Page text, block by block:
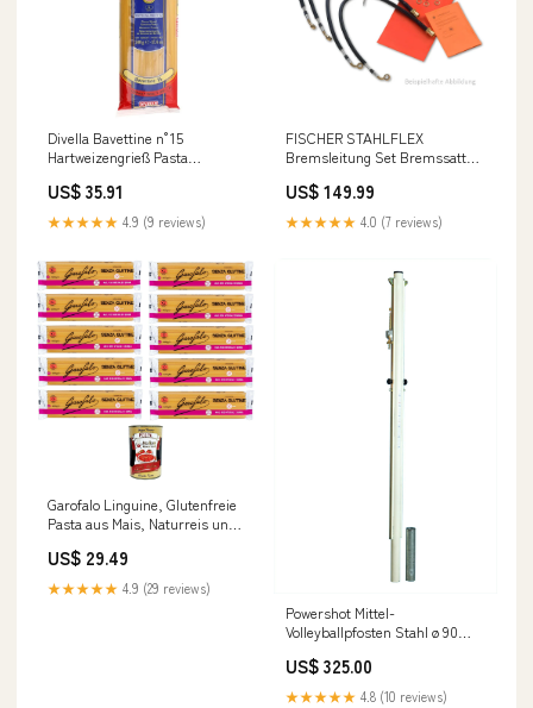
Divella Bavettine n°15
Hartweizengrieß Pasta
500g inkl. Italian Gourmet Polpa
di Pomodoro 400g Dose
Original italienisch
US$ 35.91
★★★★★ 4.9 (9 reviews)
FISCHER STAHLFLEX
Bremsleitung Set Bremssattel
der Ummantelung:without
sheath
US$ 149.99
★★★★★ 4.0 (7 reviews)
Garofalo Linguine, Glutenfreie
Pasta aus Mais, Naturreis und
Gourmet polpa 400g Original
italienisch Tenerezze
US$ 29.49
★★★★★ 4.9 (29 reviews)
Powershot Mittel-
Volleyballpfosten Stahl ø 90
Bodenhülsen FC Bl
US$ 325.00
★★★★★ 4.8 (10 reviews)